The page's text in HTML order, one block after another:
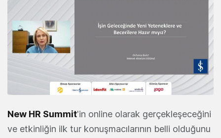
New HR Summit'in online olarak gerçekleşeceğini
ve etkinliğin ilk tur konuşmacılarının belli olduğunu